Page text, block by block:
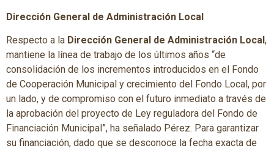
Dirección General de Administración Local
Respecto a la Dirección General de Administración Local ,
mantiene la línea de trabajo de los últimos años “de
consolidación de los incrementos introducidos en el Fondo
de Cooperación Municipal y crecimiento del Fondo Local, por
un lado, y de compromiso con el futuro inmediato a través de
la aprobación del proyecto de Ley reguladora del Fondo de
Financiación Municipal”, ha señalado Pérez. Para garantizar
su financiación, dado que se desconoce la fecha exacta de